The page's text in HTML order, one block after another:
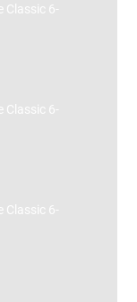
Classic 6-
Classic 6-
Classic 6-